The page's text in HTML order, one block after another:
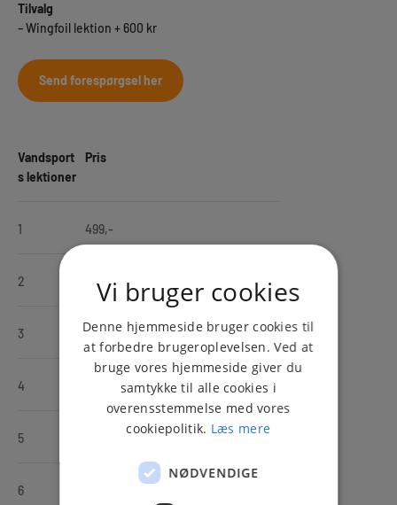
Tilvalg
– Wingfoil lektion + 600 kr
Send forespørgsel her
Vandsport
s lektioner
Pris
1 499,-
2 999,-
3 1499,-
4
5
6
Vi bruger cookies
Denne hjemmeside bruger cookies til
at forbedre brugeroplevelsen. Ved at
bruge vores hjemmeside giver du
samtykke til alle cookies i
overensstemmelse med vores
cookiepolitik. Læs mere
NØDVENDIGE